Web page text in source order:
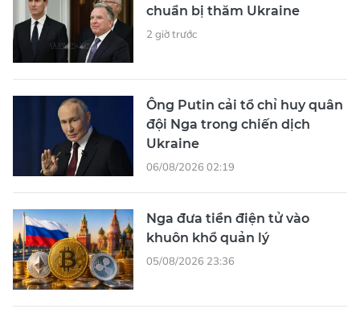
chuẩn bị thăm Ukraine
2 giờ trước
Ông Putin cải tổ chỉ huy quân
đội Nga trong chiến dịch
Ukraine
06/08/2026 02:19
Nga đưa tiền điện tử vào
khuôn khổ quản lý
05/08/2026 23:36